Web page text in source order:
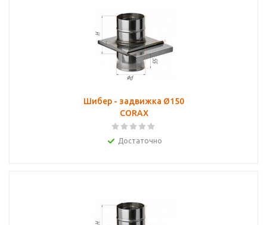
Шибер - задвижка Ø150
CORAX
Достаточно